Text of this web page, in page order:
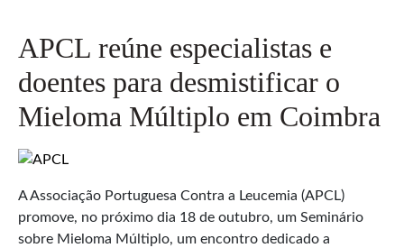
APCL reúne especialistas e
doentes para desmistificar o
Mieloma Múltiplo em Coimbra
A Associação Portuguesa Contra a Leucemia (APCL)
promove, no próximo dia 18 de outubro, um Seminário
sobre Mieloma Múltiplo, um encontro dedicado a